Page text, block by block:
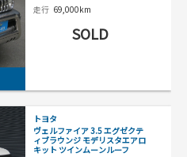
走行 69,000km
SOLD
トヨタ
ヴェルファイア 3.5 エグゼクテ
ィブラウンジ モデリスタエアロ
キット ツインムーンルーフ